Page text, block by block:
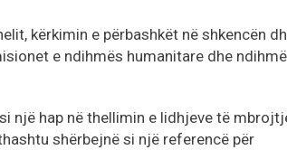
kërkimin e përbashkët në shkencën
e ndihmës humanitare dhe
një hap në thellimin e lidhjeve të
shërbejnë si një referencë për